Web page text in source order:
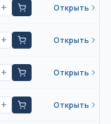
+ Открыть
+ Открыть
+ Открыть
+ Открыть